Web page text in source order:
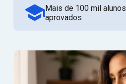
Mais de 100 mil alunos
aprovados